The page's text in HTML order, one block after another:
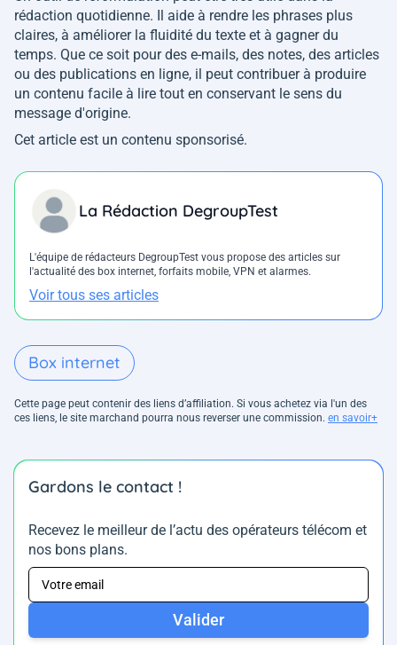
rédaction quotidienne. Il aide à rendre les phrases plus
claires, à améliorer la fluidité du texte et à gagner du
temps. Que ce soit pour des e-mails, des notes, des articles
ou des publications en ligne, il peut contribuer à produire
un contenu facile à lire tout en conservant le sens du
message d'origine.
Cet article est un contenu sponsorisé.
La Rédaction DegroupTest
L'équipe de rédacteurs DegroupTest vous propose des articles sur
l'actualité des box internet, forfaits mobile, VPN et alarmes.
Voir tous ses articles
Box internet
Cette page peut contenir des liens d’affiliation. Si vous achetez via l'un des
ces liens, le site marchand pourra nous reverser une commission. en savoir+
Gardons le contact !
Recevez le meilleur de l’actu des opérateurs télécom et
nos bons plans.
Valider